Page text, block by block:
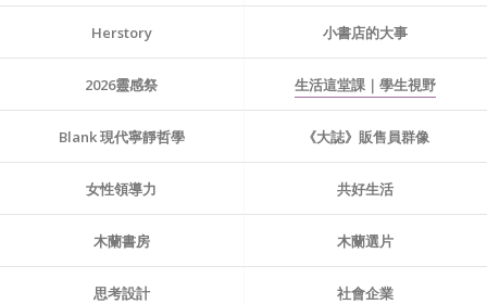
Herstory 小書店的大事
2026靈感祭 生活這堂課｜學生視野
Blank 現代寧靜哲學 《大誌》販售員群像
女性領導力 共好生活
木蘭書房 木蘭選片
思考設計 社會企業